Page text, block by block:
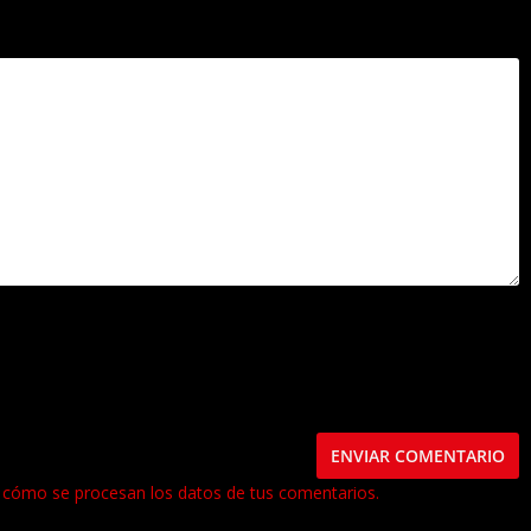
se procesan los datos de tus comentarios.